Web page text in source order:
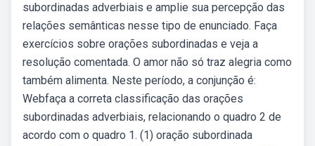
subordinadas adverbiais e amplie sua percepção das
relações semânticas nesse tipo de enunciado. Faça
exercícios sobre orações subordinadas e veja a
resolução comentada. O amor não só traz alegria como
também alimenta. Neste período, a conjunção é:
Webfaça a correta classificação das orações
subordinadas adverbiais, relacionando o quadro 2 de
acordo com o quadro 1. (1) oração subordinada